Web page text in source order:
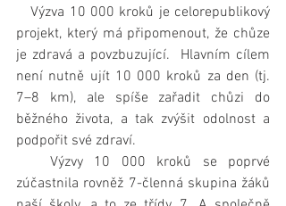
   Výzva 10 000 kroků je celorepublikový
projekt, který má připomenout, že chůze
je zdravá a povzbuzující.  Hlavním cílem
není nutně ujít 10 000 kroků za den (tj.
7–8 km), ale spíše zařadit chůzi do
běžného života, a tak zvýšit odolnost a
podpořit své zdraví.
zúčastnila rovněž 7-členná skupina žáků